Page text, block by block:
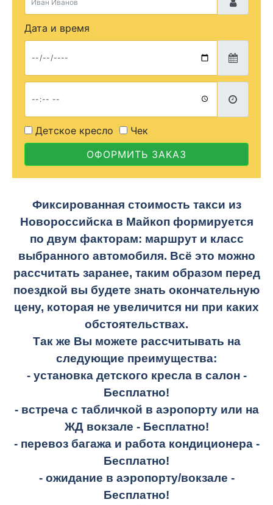
Дата и время
Детское кресло
Чек
ОФОРМИТЬ ЗАКАЗ
Фиксированная стоимость такси из
Новороссийска в Майкоп формируется
по двум факторам: маршрут и класс
выбранного автомобиля. Всё это можно
рассчитать заранее, таким образом перед
поездкой вы будете знать окончательную
цену, которая не увеличится ни при каких
обстоятельствах.
Так же Вы можете рассчитывать на
следующие преимущества:
- установка детского кресла в салон -
Бесплатно!
- встреча с табличкой в аэропорту или на
ЖД вокзале - Бесплатно!
- перевоз багажа и работа кондиционера -
Бесплатно!
- ожидание в аэропорту/вокзале -
Бесплатно!